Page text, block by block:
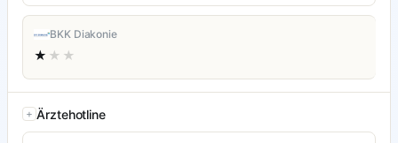
BKK Diakonie
★ ★★
Ärztehotline